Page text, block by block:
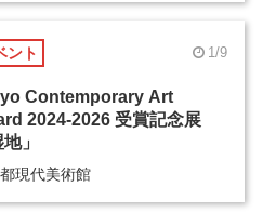
ント 1/9
Contemporary Art
2024-2026 受賞記念展
地」
現代美術館